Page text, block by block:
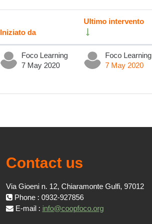
Iniziato da
Ultimo intervento
Foco Learning
7 May 2020
Foco Learning
7 May 2020
Contact us
Via Gioeni n. 12, Chiaramonte Gulfi, 97012
Phone : 0932-927856
E-mail : info@coopfoco.org